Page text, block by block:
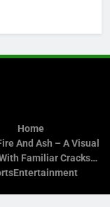
Home
And Ash – A Visual
Familiar Cracks…
Entertainment